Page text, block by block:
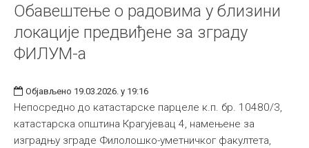
Обавештење о радовима у близини
локације предвиђене за зграду
ФИЛУМ-а
Објављено 19.03.2026. у 19:16
Непосредно до катастарске парцеле к.п. бр. 10480/3,
катастарска општина Крагујевац 4, намењене за
изградњу зграде Филолошко-уметничког факултета,